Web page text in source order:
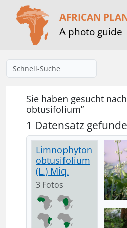
AFRICAN
A photo guide
Sie haben gesucht
obtusifolium”
1 Datensatz
Limnophyton
obtusifolium
(L.) Miq.
3 Fotos